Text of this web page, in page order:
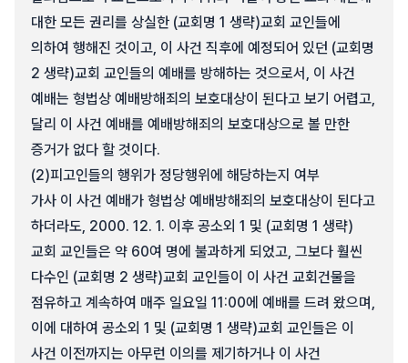
대한 모든 권리를 상실한 (교회명 1 생략)교회 교인들에
의하여 행해진 것이고, 이 사건 직후에 예정되어 있던 (교회명
2 생략)교회 교인들의 예배를 방해하는 것으로서, 이 사건
예배는 형법상 예배방해죄의 보호대상이 된다고 보기 어렵고,
달리 이 사건 예배를 예배방해죄의 보호대상으로 볼 만한
증거가 없다 할 것이다.
(2)피고인들의 행위가 정당행위에 해당하는지 여부
가사 이 사건 예배가 형법상 예배방해죄의 보호대상이 된다고
하더라도, 2000. 12. 1. 이후 공소외 1 및 (교회명 1 생략)
교회 교인들은 약 60여 명에 불과하게 되었고, 그보다 훨씬
다수인 (교회명 2 생략)교회 교인들이 이 사건 교회건물을
점유하고 계속하여 매주 일요일 11:00에 예배를 드려 왔으며,
이에 대하여 공소외 1 및 (교회명 1 생략)교회 교인들은 이
사건 이전까지는 아무런 이의를 제기하거나 이 사건